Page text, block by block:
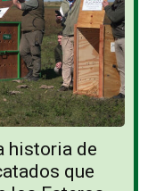
historia de
que